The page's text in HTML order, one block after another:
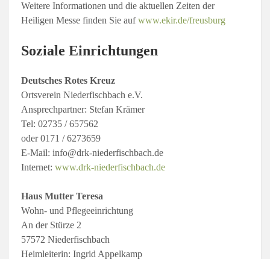
Weitere Informationen und die aktuellen Zeiten der
Heiligen Messe finden Sie aufwww.ekir.de/freusburg
Soziale Einrichtungen
Deutsches Rotes Kreuz
Ortsverein Niederfischbach e.V.
Ansprechpartner: Stefan Krämer
Tel: 02735 / 657562
oder 0171 / 6273659
E-Mail: info@drk-niederfischbach.de
Internet: www.drk-niederfischbach.de
Haus Mutter Teresa
Wohn- und Pflegeeinrichtung
An der Stürze 2
57572 Niederfischbach
Heimleiterin: Ingrid Appelkamp